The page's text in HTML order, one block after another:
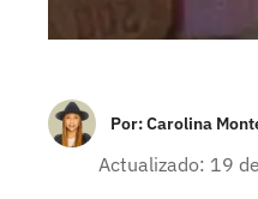
Por:Carolina
Actualizado: 19